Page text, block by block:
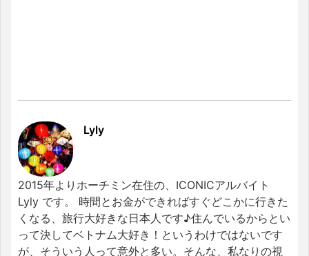
Lyly
2015年よりホーチミン在住の、ICONICアルバイト
Lyly です。 時間とお金ができればすぐどこかに行きた
くなる、旅行大好きな日本人です♪住んでいるからとい
って決してベトナム大好き！というわけではないです
が、そういう人って意外と多い。そんな、私なりの視